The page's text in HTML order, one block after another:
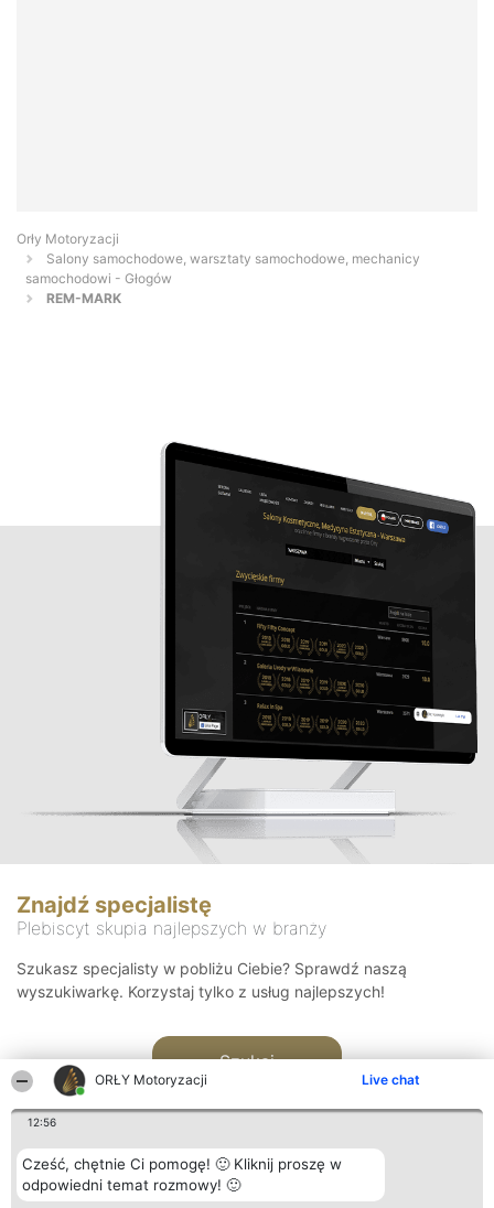
ORŁY Motoryzacji Live chat
12:56
Cześć, chętnie Ci pomogę! 🙂 Kliknij proszę w
odpowiedni temat rozmowy! 🙂
Orły Motoryzacji
Salony samochodowe, warsztaty samochodowe, mechanicy
samochodowi - Głogów
REM-MARK
Znajdź specjalistę
Plebiscyt skupia najlepszych w branży
Szukasz specjalisty w pobliżu Ciebie? Sprawdź naszą
wyszukiwarkę. Korzystaj tylko z usług najlepszych!
Szukaj